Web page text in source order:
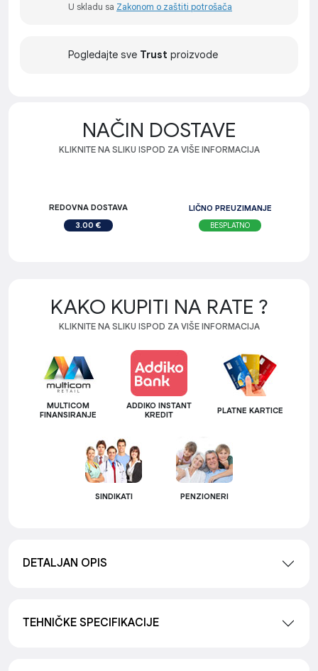
U skladu sa Zakonom o zaštiti potrošača
Pogledajte sve Trust proizvode
NAČIN DOSTAVE
KLIKNITE NA SLIKU ISPOD ZA VIŠE INFORMACIJA
REDOVNA DOSTAVA
3.00 €
LIČNO PREUZIMANJE
BESPLATNO
KAKO KUPITI NA RATE ?
KLIKNITE NA SLIKU ISPOD ZA VIŠE INFORMACIJA
MULTICOM
FINANSIRANJE
ADDIKO INSTANT
KREDIT
PLATNE KARTICE
SINDIKATI PENZIONERI
DETALJAN OPIS
TEHNIČKE SPECIFIKACIJE